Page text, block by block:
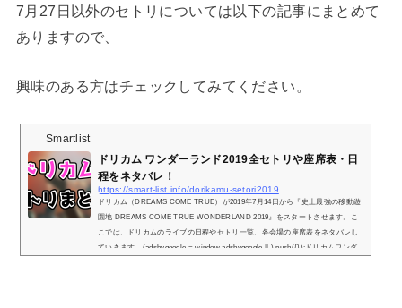
7月27日以外のセトリについては以下の記事にまとめて
ありますので、
興味のある方はチェックしてみてください。
Smartlist
ドリカム ワンダーランド2019全セトリや座席表・日
程をネタバレ！
https://smart-list.info/dorikamu-setori2019
ドリカム（DREAMS COME TRUE）が2019年7月14日から『史上最強の移動遊
園地 DREAMS COME TRUE WONDERLAND 2019』をスタートさせます。こ
こでは、ドリカムのライブの日程やセトリ一覧、各会場の座席表をネタバレし
ていきます。(adsbygoogle = window.adsbygoogle || ).push({});ドリカムワンダ